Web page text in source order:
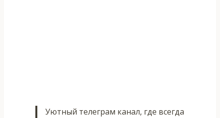
Уютный телеграм канал, где всегда